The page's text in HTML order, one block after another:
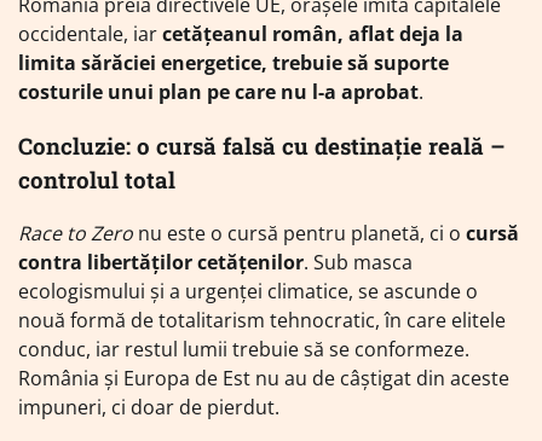
occidentale, iarcetățeanul român, aflat deja la
limita sărăciei energetice, trebuie să suporte
costurile unui plan pe care nu l-a aprobat.
Concluzie: o cursă falsă cu destinație reală –
controlul total
Race to Zero nu este o cursă pentru planetă, ci o cursă
contra libertăților cetățenilor. Sub masca
ecologismului și a urgenței climatice, se ascunde o
nouă formă de totalitarism tehnocratic, în care elitele
conduc, iar restul lumii trebuie să se conformeze.
România și Europa de Est nu au de câștigat din aceste
impuneri, ci doar de pierdut.